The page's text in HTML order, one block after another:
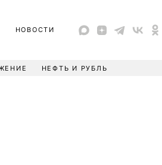
НОВОСТИ
НЕФТЬ И РУБЛЬ